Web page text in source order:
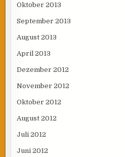
Oktober 2013
September 2013
August 2013
April 2013
Dezember 2012
November 2012
Oktober 2012
August 2012
Juli 2012
Juni 2012